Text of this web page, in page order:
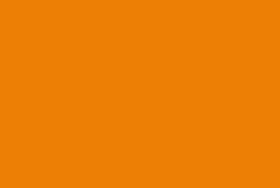
TierQuarTier mit einer Tierpatenschaft